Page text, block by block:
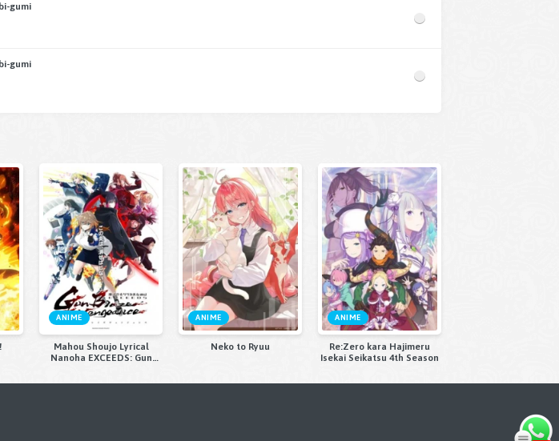
gumi
gumi
ANIME
Mahou Shoujo Lyrical
Nanoha EXCEEDS: Gun
ANIME
Neko to Ryuu
ANIME
Re:Zero kara Hajimeru
Isekai Seikatsu 4th Season